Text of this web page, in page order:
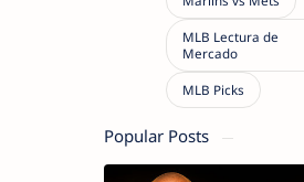
Popular Posts